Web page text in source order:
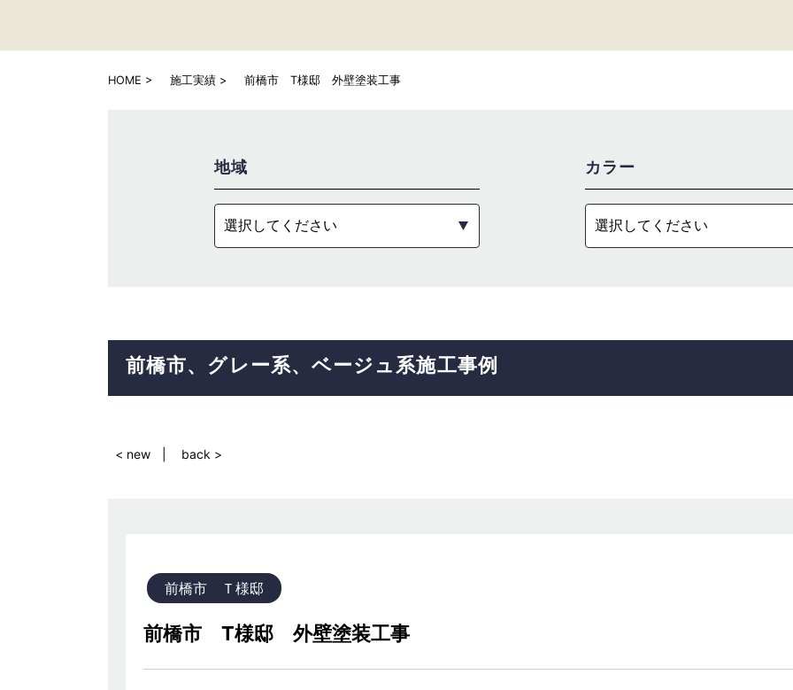
HOME 施工実績 前橋市 T様邸 外壁塗装工事
地域
選択してください
カラー
選択してください
前橋市 グレー系 ベージュ系施工事例
< new back >
前橋市 Ｔ様邸
前橋市 T様邸 外壁塗装工事